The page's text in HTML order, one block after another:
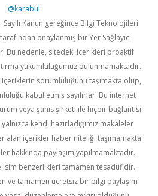
@karabul
Sayılı Kanun gereğince Bilgi Teknolojileri
onaylanmış bir Yer Sağlayıcı
Bu nedenle, sitedeki içerikleri proaktif
yükümlülüğümüz bulunmamaktadır.
içeriklerin sorumluluğunu taşımakta olup,
kabul etmiş sayılırlar. Bu internet
veya şahıs şirketi ile hiçbir bağlantısı
kendi hazırladığımız makaleler
alan içerikler haber niteliği taşımamakta
hakkında paylaşım yapılmamaktadır.
isim benzerlikleri tamamen tesadüfidir.
ve tamamen ücretsiz bir bilgi paylaşım